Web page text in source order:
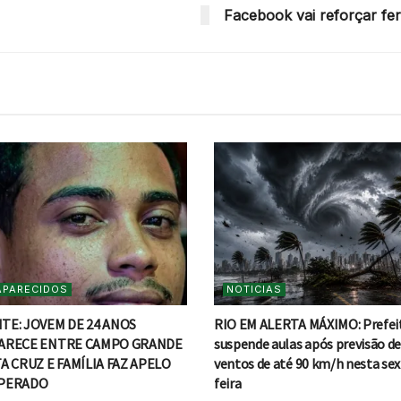
Facebook vai reforçar
JOVEM DE 24 ANOS
ENTRE CAMPO GRANDE
CRUZ E FAMÍLIA FAZ APELO
NOTICIAS
RIO EM ALERTA MÁXIMO:
suspende aulas após previsão de
ventos de até 90 km/h nesta
feira